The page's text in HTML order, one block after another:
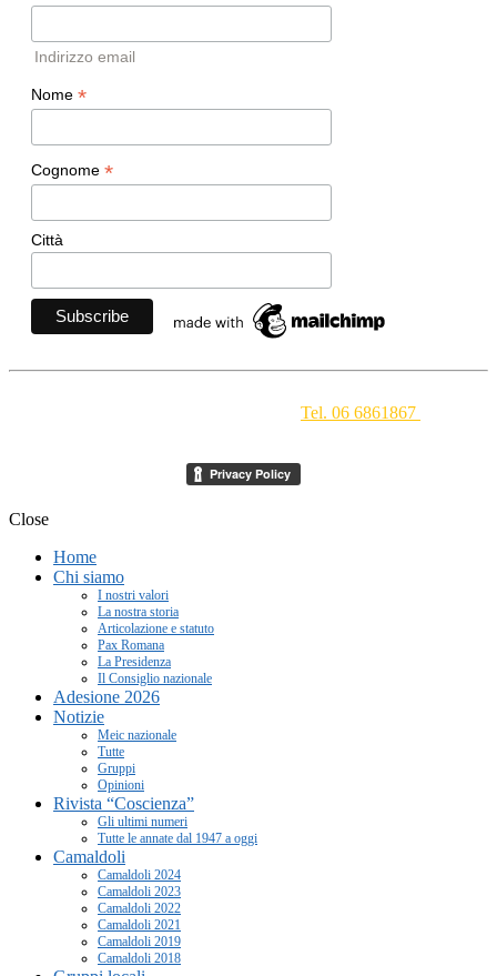
Indirizzo email
Nome *
Cognome *
Città
Tel. 06 6861867
Close
Home
Chi siamo
I nostri valori
La nostra storia
Articolazione e statuto
Pax Romana
La Presidenza
Il Consiglio nazionale
Adesione 2026
Notizie
Meic nazionale
Tutte
Gruppi
Opinioni
Rivista “Coscienza”
Gli ultimi numeri
Tutte le annate dal 1947 a oggi
Camaldoli
Camaldoli 2024
Camaldoli 2023
Camaldoli 2022
Camaldoli 2021
Camaldoli 2019
Camaldoli 2018